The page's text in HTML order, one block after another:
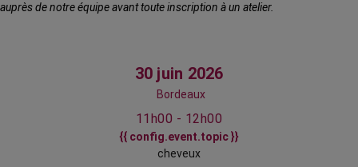
auprès de notre équipe avant toute inscription à un atelier.
30 juin 2026
Bordeaux
11h00 - 12h00
{{ config.event.topic }}
cheveux